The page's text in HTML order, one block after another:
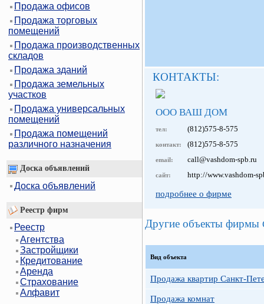
Продажа офисов
Продажа торговых
помещений
Продажа производственных
складов
Продажа зданий
Продажа земельных
участков
Продажа универсальных
помещений
Продажа помещений
различного назначения
Доска объявлений
Доска объявлений
Реестр фирм
Реестр
Агентства
Застройщики
Кредитование
Аренда
Страхование
Алфавит
КОНТАКТЫ:
ООО ВАШ ДОМ
тел: (812)575-8-575
контакт: (812)575-8-575
email: call@vashdom-spb.ru
сайт: http://www.vashdom-
подробнее о фирме
Другие объекты фирмы
Вид объекта
Продажа квартир Санкт-
Продажа комнат